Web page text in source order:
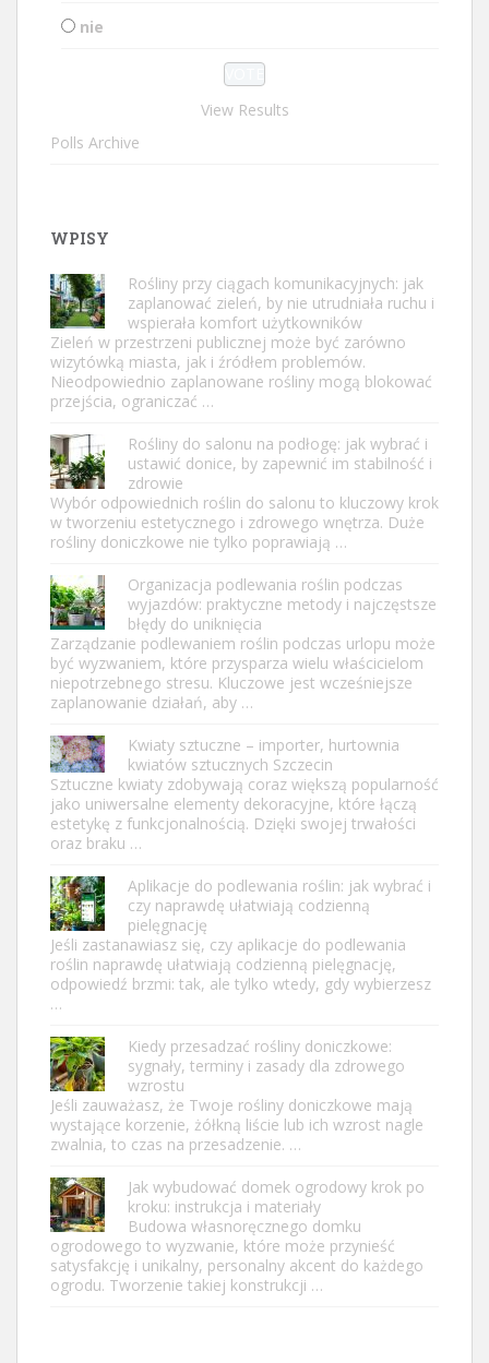
nie
View Results
Polls Archive
WPISY
Rośliny przy ciągach komunikacyjnych: jak
zaplanować zieleń, by nie utrudniała ruchu i
wspierała komfort użytkowników
Zieleń w przestrzeni publicznej może być zarówno
wizytówką miasta, jak i źródłem problemów.
Nieodpowiednio zaplanowane rośliny mogą blokować
przejścia, ograniczać …
Rośliny do salonu na podłogę: jak wybrać i
ustawić donice, by zapewnić im stabilność i
zdrowie
Wybór odpowiednich roślin do salonu to kluczowy krok
w tworzeniu estetycznego i zdrowego wnętrza. Duże
rośliny doniczkowe nie tylko poprawiają …
Organizacja podlewania roślin podczas
wyjazdów: praktyczne metody i najczęstsze
błędy do uniknięcia
Zarządzanie podlewaniem roślin podczas urlopu może
być wyzwaniem, które przysparza wielu właścicielom
niepotrzebnego stresu. Kluczowe jest wcześniejsze
zaplanowanie działań, aby …
Kwiaty sztuczne – importer, hurtownia
kwiatów sztucznych Szczecin
Sztuczne kwiaty zdobywają coraz większą popularność
jako uniwersalne elementy dekoracyjne, które łączą
estetykę z funkcjonalnością. Dzięki swojej trwałości
oraz braku …
Aplikacje do podlewania roślin: jak wybrać i
czy naprawdę ułatwiają codzienną
pielęgnację
Jeśli zastanawiasz się, czy aplikacje do podlewania
roślin naprawdę ułatwiają codzienną pielęgnację,
odpowiedź brzmi: tak, ale tylko wtedy, gdy wybierzesz
…
Kiedy przesadzać rośliny doniczkowe:
sygnały, terminy i zasady dla zdrowego
wzrostu
Jeśli zauważasz, że Twoje rośliny doniczkowe mają
wystające korzenie, żółkną liście lub ich wzrost nagle
zwalnia, to czas na przesadzenie. …
Jak wybudować domek ogrodowy krok po
kroku: instrukcja i materiały
Budowa własnoręcznego domku
ogrodowego to wyzwanie, które może przynieść
satysfakcję i unikalny, personalny akcent do każdego
ogrodu. Tworzenie takiej konstrukcji …